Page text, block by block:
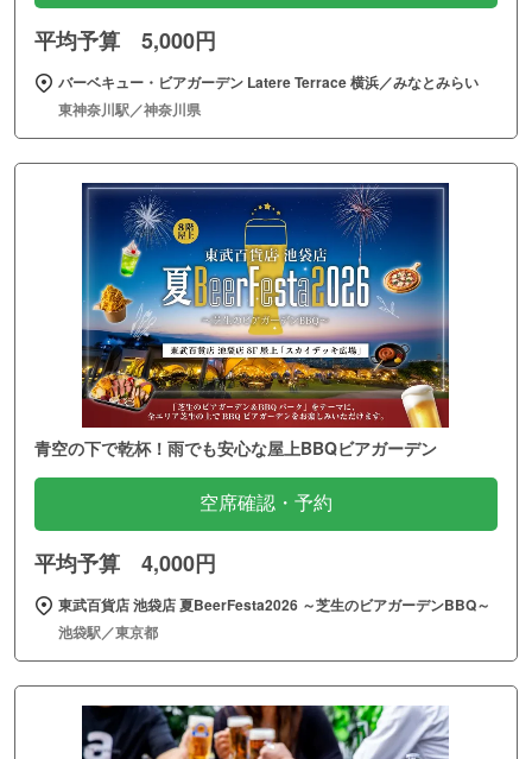
平均予算 5,000円
バーベキュー・ビアガーデン Latere Terrace 横浜／みなとみらい
東神奈川駅／神奈川県
青空の下で乾杯！雨でも安心な屋上BBQビアガーデン
空席確認・予約
平均予算 4,000円
東武百貨店 池袋店 夏BeerFesta2026 ～芝生のビアガーデンBBQ～
池袋駅／東京都